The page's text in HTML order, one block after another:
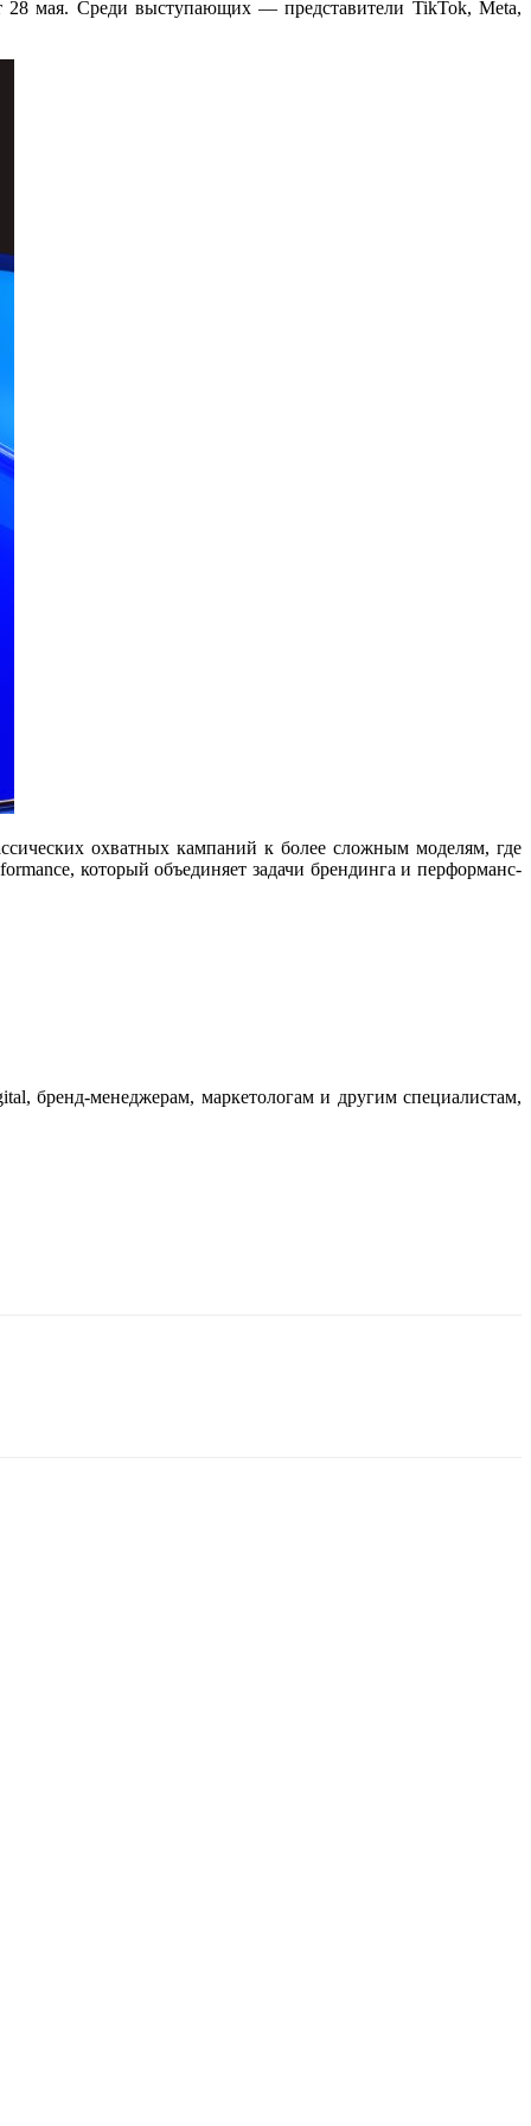
28 мая. Среди выступающих — представители TikTok, Meta,
охватных кампаний к более сложным моделям, где
который объединяет задачи брендинга и перформанс-
бренд-менеджерам, маркетологам и другим специалистам,